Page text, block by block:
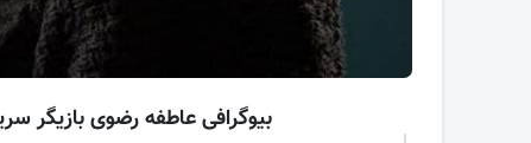
بیوگرافی عاطفه رضوی